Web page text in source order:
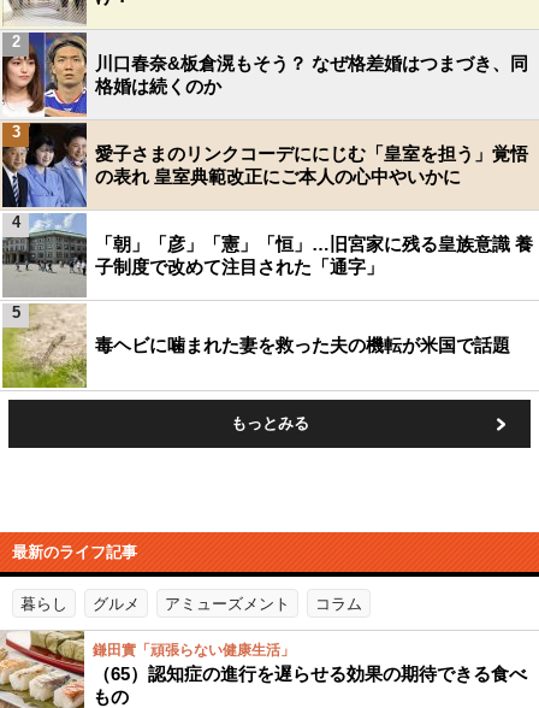
川口春奈&板倉滉もそう？ なぜ格差婚はつまづき、同
格婚は続くのか
2
愛子さまのリンクコーデににじむ「皇室を担う」覚悟
の表れ 皇室典範改正にご本人の心中やいかに
3
「朝」「彦」「憲」「恒」…旧宮家に残る皇族意識 養
子制度で改めて注目された「通字」
4
毒ヘビに噛まれた妻を救った夫の機転が米国で話題
5
もっとみる
最新のライフ記事
暮らし グルメ アミューズメント コラム
鎌田實「頑張らない健康生活」
（65）認知症の進行を遅らせる効果の期待できる食べ
もの